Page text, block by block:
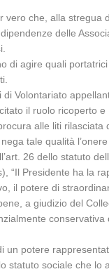
vero che, alla stregua
delle
di agire quali
Volontariato
il ruolo ricoperto e
alle liti rilasciata
tale qualità
26 dello statuto
“Il Presidente ha la
il potere di
a giudizio del
conservativa
un potere
statuto sociale che lo